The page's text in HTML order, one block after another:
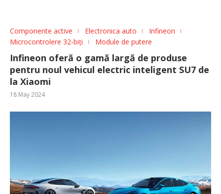
Componente active Electronica auto
Infineon
Microcontrolere 32-biți
Module de putere
Infineon oferă o gamă largă de produse
pentru noul vehicul electric inteligent SU7 de
la Xiaomi
18 May 2024